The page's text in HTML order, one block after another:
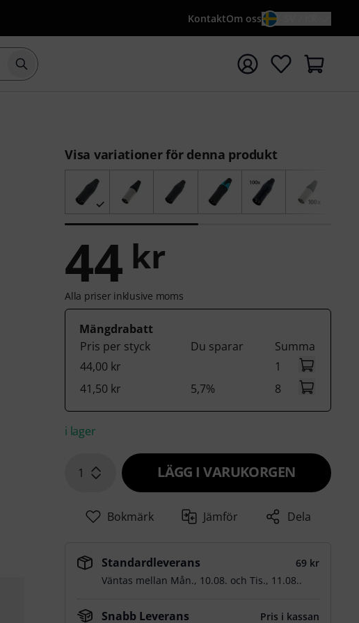
KontaktOm oss
Börja sökningen med söktermen {searchTerm}
Visa variationer för denna produkt
44 kr
Alla priser inklusive moms
Mängdrabatt
Pris per styck
Du sparar
Summa
44,00 kr
1
41,50 kr
5,7% 8
i lager
1 LÄGG I VARUKORGEN
Bokmärk Jämför Dela
Standardleverans
69 kr
Väntas mellan Mån., 10.08. ochTis., 11.08..
Snabb Leverans Pris i kassan